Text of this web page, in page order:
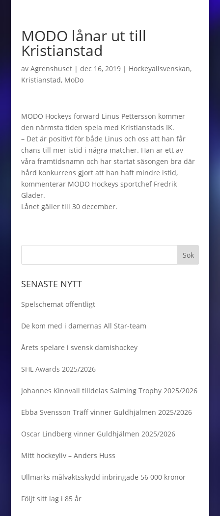
MODO lånar ut till
Kristianstad
av Agrenshuset| dec 16, 2019| Hockeyallsvenskan,
Kristianstad, MoDo
MODO Hockeys forward Linus Pettersson kommer
den närmsta tiden spela med Kristianstads IK.
– Det är positivt för både Linus och oss att han får
chans till mer istid i några matcher. Han är ett av
våra framtidsnamn och har startat säsongen bra där
hård konkurrens gjort att han haft mindre istid,
kommenterar MODO Hockeys sportchef Fredrik
Glader.
Lånet gäller till 30 december.
SENASTE NYTT
Spelschemat offentligt
De kom med i damernas All Star-team
Årets spelare i svensk damishockey
SHL Awards 2025/2026
Johannes Kinnvall tilldelas Salming Trophy 2025/2026
Ebba Svensson Träff vinner Guldhjälmen 2025/2026
Oscar Lindberg vinner Guldhjälmen 2025/2026
Mitt hockeyliv – Anders Huss
Ullmarks målvaktsskydd inbringade 56 000 kronor
Följt sitt lag i 85 år